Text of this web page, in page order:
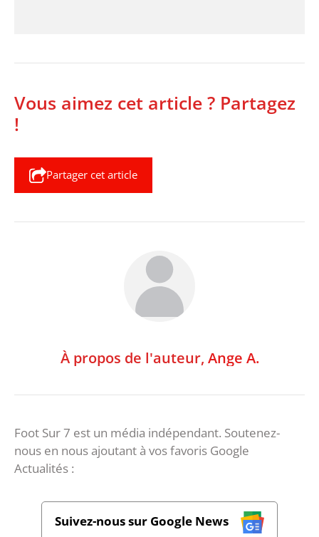
Vous aimez cet article ? Partagez
!
Partager cet article
À propos de l'auteur, Ange A.
Foot Sur 7 est un média indépendant. Soutenez-
nous en nous ajoutant à vos favoris Google
Actualités :
Suivez-nous sur Google News